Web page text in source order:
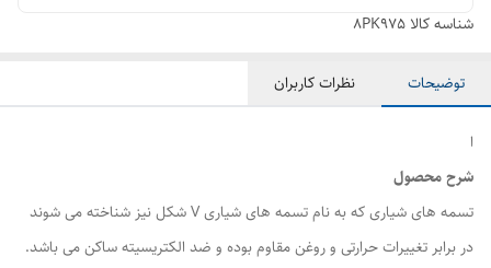
شناسه کالا 8PK975
توضیحات نظرات کاربران
ا
شرح محصول
تسمه های شیاری که به نام تسمه های شیاری V شکل نیز شناخته می شوند
در برابر تغییرات حرارتی و روغن مقاوم بوده و ضد الکتریسیته ساکن می باشد.